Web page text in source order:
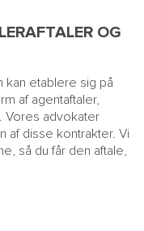
OG
kan etablere sig på
af agentaftaler,
Vores advokater
af disse kontrakter. Vi
så du får den aftale,